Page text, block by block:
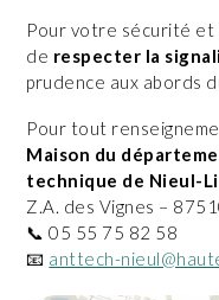
Pour votre sécurité et
de respecter la
prudence aux abords
Pour tout
Maison du
technique de Nieul-
Z.A. des Vignes –
📞 05 55 75 82 58
📧 anttech-